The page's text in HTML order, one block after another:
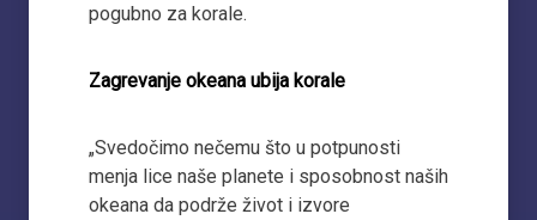
pogubno za korale.
Zagrevanje okeana ubija korale
„Svedočimo nečemu što u potpunosti
menja lice naše planete i sposobnost naših
okeana da podrže život i izvore